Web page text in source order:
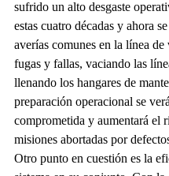
sufrido un alto desgaste
estas cuatro décadas y ahora
averías comunes en la línea
fugas y fallas, vaciando las
llenando los hangares de
preparación operacional se verá
comprometida y aumentará el
misiones abortadas por
Otro punto en cuestión es la